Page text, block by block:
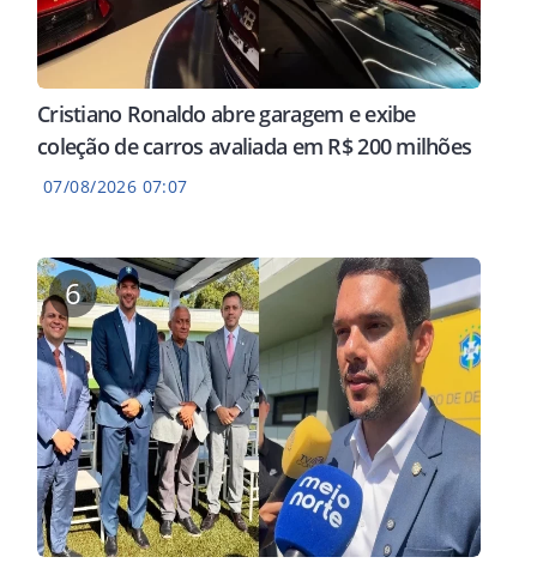
Cristiano Ronaldo abre garagem e exibe
coleção de carros avaliada em R$ 200 milhões
07/08/2026 07:07
6